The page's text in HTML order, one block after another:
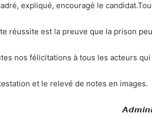
expliqué, encouragé le
réussite est la preuve que la prison
nos félicitations à tous les acteurs
et le relevé de notes en images.